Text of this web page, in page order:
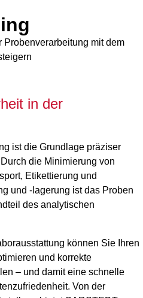
Probenverarbeitung mit dem
in der
ist die Grundlage präziser
die Minimierung von
Etikettierung und
und -lagerung ist das Proben
des analytischen
können Sie Ihren
und korrekte
– und damit eine schnelle
Von der